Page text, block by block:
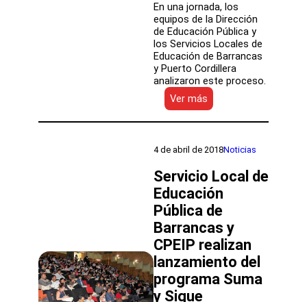
En una jornada, los
equipos de la Dirección
de Educación Pública y
los Servicios Locales de
Educación de Barrancas
y Puerto Cordillera
analizaron este proceso.
Ver más
Equipos
de
Dirección
Servicios
Locales
evalúan
el
de
implementación
de
la
Nueva
4 de abril de 2018Noticias
Servicio Local de
Educación
Pública de
Barrancas y
CPEIP realizan
lanzamiento del
programa Suma
y Sigue